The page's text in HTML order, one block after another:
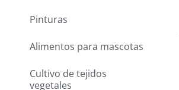
Pinturas
Alimentos para mascotas
Cultivo de tejidos
vegetales